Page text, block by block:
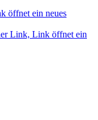
öffnet ein neues
Link, Link öffnet ein